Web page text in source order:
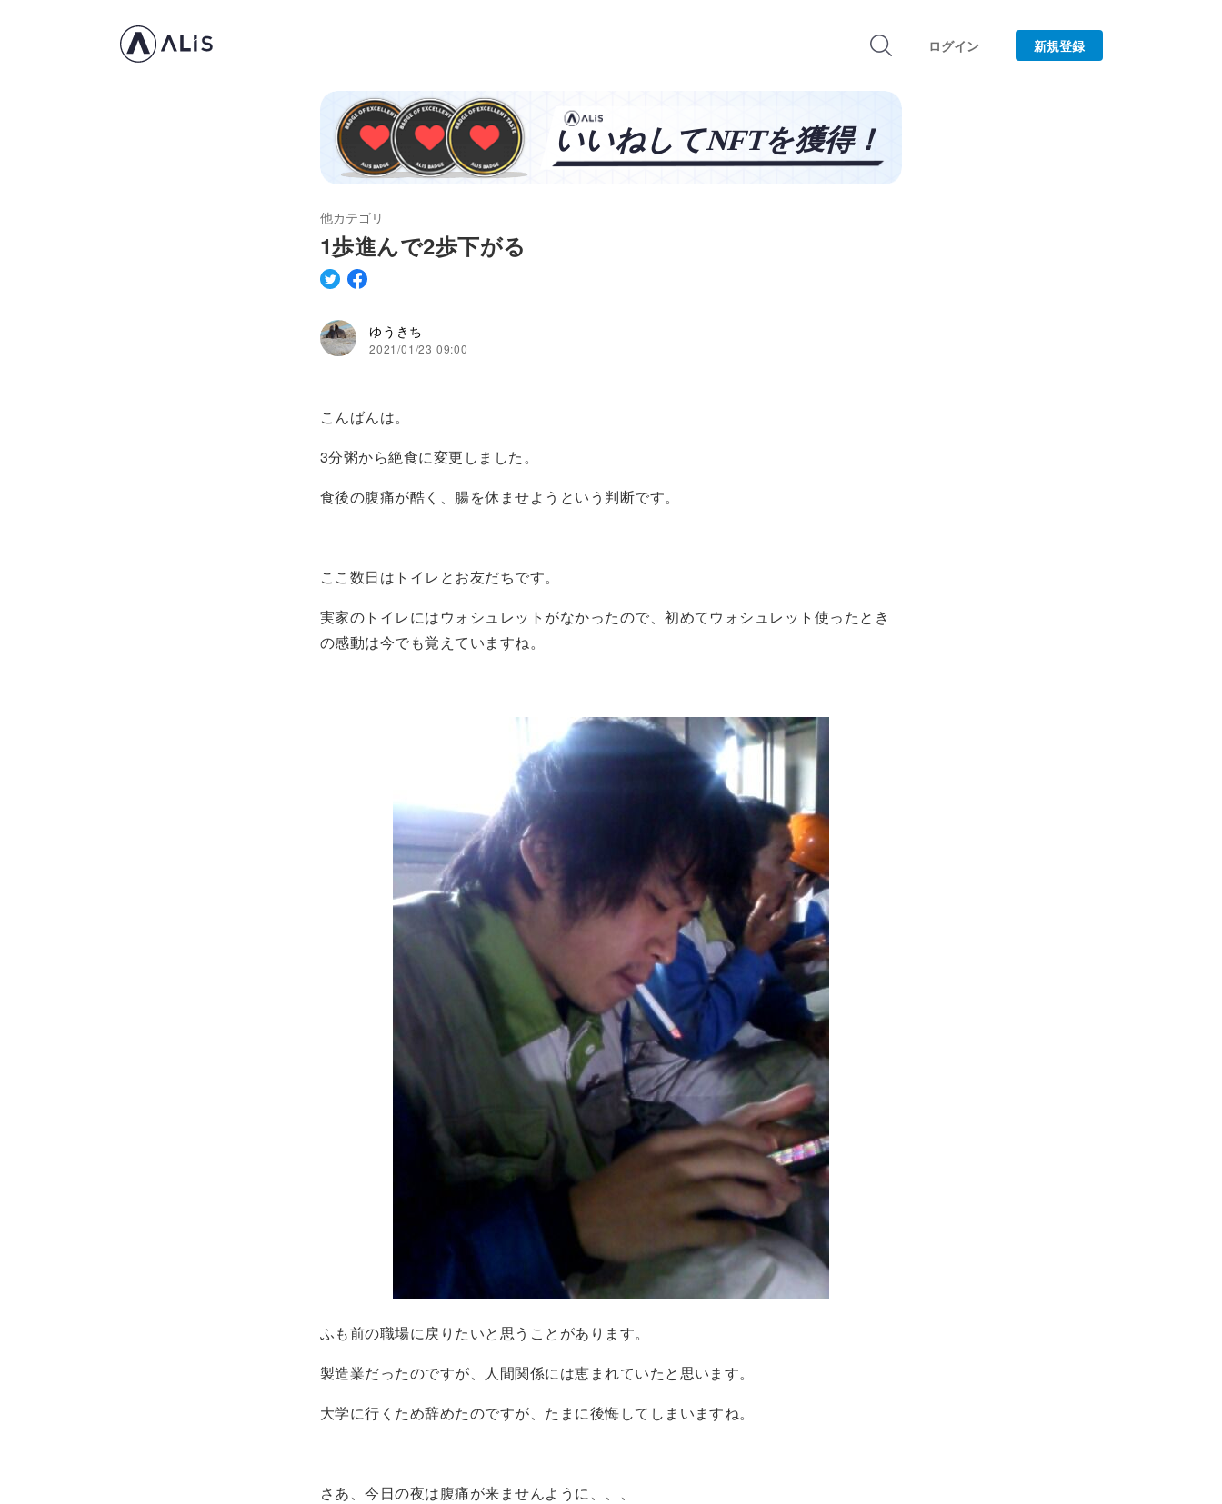
ログイン 新規登録
他カテゴリ
1歩進んで2歩下がる
ゆうきち
2021/01/23 09:00
こんばんは。
3分粥から絶食に変更しました。
食後の腹痛が酷く、腸を休ませようという判断です。
ここ数日はトイレとお友だちです。
実家のトイレにはウォシュレットがなかったので、初めてウォシュレット使ったとき
の感動は今でも覚えていますね。
ふも前の職場に戻りたいと思うことがあります。
製造業だったのですが、人間関係には恵まれていたと思います。
大学に行くため辞めたのですが、たまに後悔してしまいますね。
さあ、今日の夜は腹痛が来ませんように、、、